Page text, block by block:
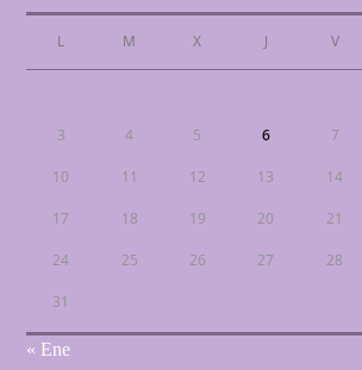
L M X J V
3 4 5 6 7
10 11 12 13 14
17 18 19 20 21
24 25 26 27 28
31
« Ene